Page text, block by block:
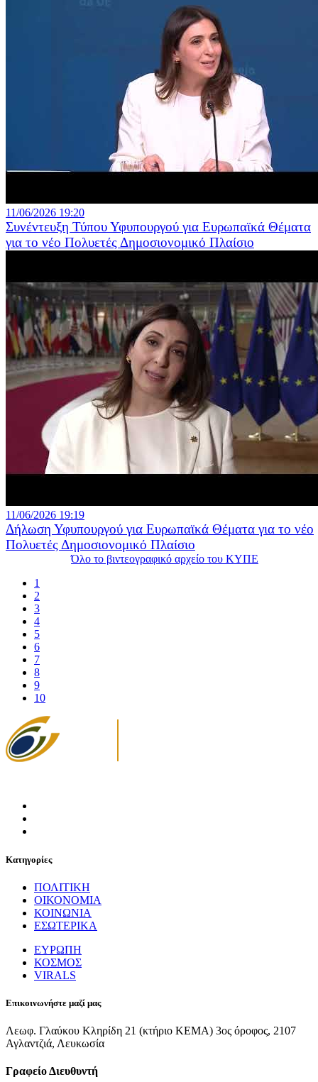
11/06/2026 19:20
Συνέντευξη Τύπου Υφυπουργού για Ευρωπαϊκά Θέματα
για το νέο Πολυετές Δημοσιονομικό Πλαίσιο
11/06/2026 19:19
Δήλωση Υφυπουργού για Ευρωπαϊκά Θέματα για το νέο
Πολυετές Δημοσιονομικό Πλαίσιο
Όλο το βιντεογραφικό αρχείο του ΚΥΠΕ
1
2
3
4
5
6
7
8
9
10
Κατηγορίες
ΠΟΛΙΤΙΚΗ
ΟΙΚΟΝΟΜΙΑ
ΚΟΙΝΩΝΙΑ
ΕΣΩΤΕΡΙΚΑ
ΕΥΡΩΠΗ
ΚΟΣΜΟΣ
VIRALS
Επικοινωνήστε μαζί μας
Λεωφ. Γλαύκου Κληρίδη 21 (κτήριο ΚΕΜΑ) 3ος όροφος, 2107
Αγλαντζιά, Λευκωσία
Γραφείο Διευθυντή